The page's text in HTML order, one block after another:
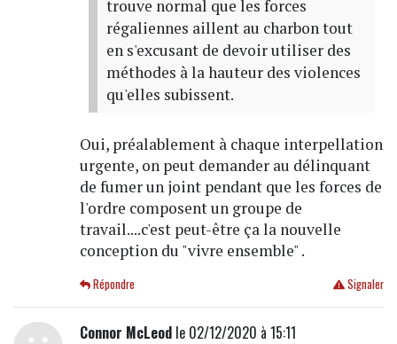
trouve normal que les forces
régaliennes aillent au charbon tout
en s'excusant de devoir utiliser des
méthodes à la hauteur des violences
qu'elles subissent.
Oui, préalablement à chaque interpellation
urgente, on peut demander au délinquant
de fumer un joint pendant que les forces de
l'ordre composent un groupe de
travail....c'est peut-être ça la nouvelle
conception du "vivre ensemble" .
Signaler
Répondre
Connor McLeodle 02/12/2020 à 15:11